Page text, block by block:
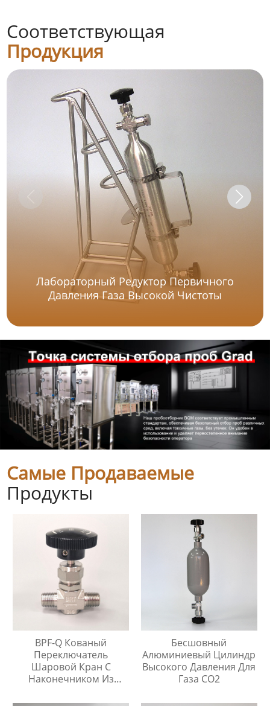
Соответствующая
Продукция
Лабораторный Редуктор Первичного
Давления Газа Высокой Чистоты
Самые Продаваемые
Продукты
BPF-Q Кованый
Переключатель
Шаровой Кран С
Наконечником Из
316
Бесшовный
Алюминиевый Цилиндр
Высокого Давления Для
Газа CO2